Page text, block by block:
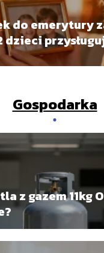
do emerytury
dzieci
Gospodarka
z gazem 11kg